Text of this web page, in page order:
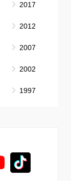
2017
2012
2007
2002
1997